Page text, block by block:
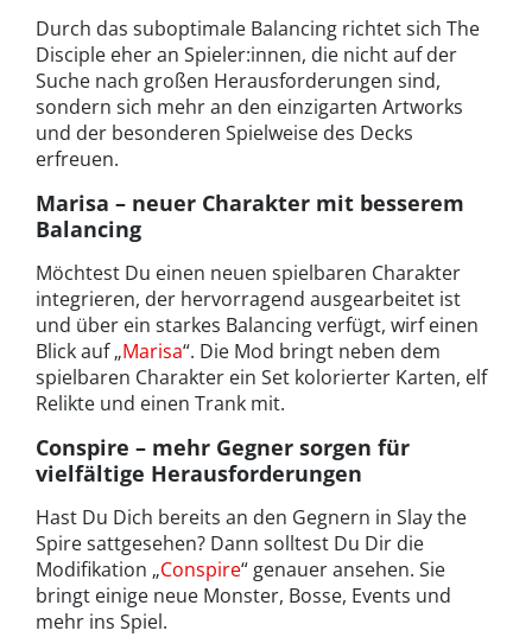
Durch das suboptimale Balancing richtet sich The
Disciple eher an Spieler:innen, die nicht auf der
Suche nach großen Herausforderungen sind,
sondern sich mehr an den einzigarten Artworks
und der besonderen Spielweise des Decks
erfreuen.
Marisa – neuer Charakter mit besserem
Balancing
Möchtest Du einen neuen spielbaren Charakter
integrieren, der hervorragend ausgearbeitet ist
und über ein starkes Balancing verfügt, wirf einen
Blick auf „Marisa“. Die Mod bringt neben dem
spielbaren Charakter ein Set kolorierter Karten, elf
Relikte und einen Trank mit.
Conspire – mehr Gegner sorgen für
vielfältige Herausforderungen
Hast Du Dich bereits an den Gegnern in Slay the
Spire sattgesehen? Dann solltest Du Dir die
Modifikation „Conspire“ genauer ansehen. Sie
bringt einige neue Monster, Bosse, Events und
mehr ins Spiel.